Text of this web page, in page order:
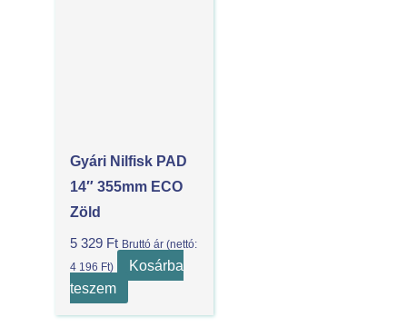
Gyári Nilfisk PAD
14″ 355mm ECO
Zöld
5 329 Ft Bruttó ár (nettó:
4 196 Ft)
Kosárba
teszem